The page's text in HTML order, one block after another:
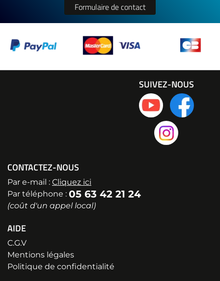
Formulaire de contact
CONTACTEZ-NOUS
Par e-mail : Cliquez ici
Par téléphone : 05 63 42 21 24
(coût d'un appel local)
AIDE
C.G.V
Mentions légales
Politique de confidentialité
SUIVEZ-NOUS